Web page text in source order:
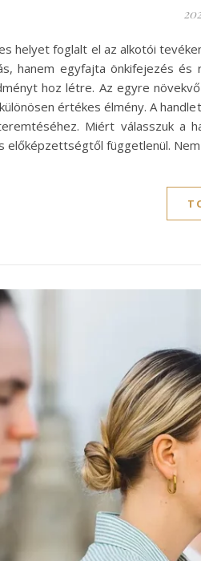
helyet foglalt el az alkotói
hanem egyfajta önkifejezés
hoz létre. Az egyre
értékes élmény. A
Miért válasszuk a
előképzettségtől függetlenül.